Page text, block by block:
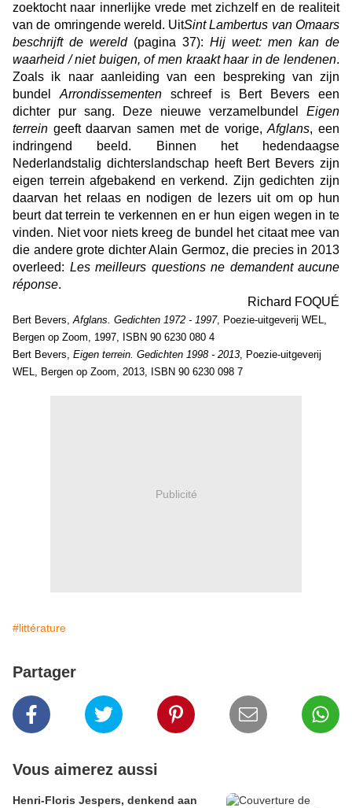
zoektocht naar innerlijke vrede met zichzelf en de realiteit
van de omringende wereld. UitSint Lambertus van Omaars
beschrijft de wereld (pagina 37): Hij weet: men kan de
waarheid / niet buigen, of men kraakt haar in de lendenen.
Zoals ik naar aanleiding van een bespreking van zijn
bundel
Arrondissementen
schreef is Bert Bevers een
dichter pur sang. Deze nieuwe verzamelbundel
Eigen
terrein geeft daarvan samen met de vorige, Afglans, een
indringend beeld. Binnen het hedendaagse
Nederlandstalig dichterslandschap heeft Bert Bevers zijn
eigen terrein afgebakend en verkend. Zijn gedichten zijn
daarvan het relaas en nodigen de lezers uit om op hun
beurt dat terrein te verkennen en er hun eigen wegen in te
vinden. Niet voor niets kreeg de bundel het citaat mee van
die andere grote dichter Alain Germoz, die precies in 2013
overleed: Les meilleurs questions ne demandent aucune
réponse.
Richard FOQUÉ
Bert Bevers, Afglans. Gedichten 1972 - 1997, Poezie-uitgeverij WEL,
Bergen op Zoom, 1997, ISBN 90 6230 080 4
Bert Bevers, Eigen terrein. Gedichten 1998 - 2013, Poezie-uitgeverij
WEL, Bergen op Zoom, 2013, ISBN 90 6230 098 7
Publicité
#littérature
Partager
Vous aimerez aussi
Henri-Floris Jespers, denkend aan